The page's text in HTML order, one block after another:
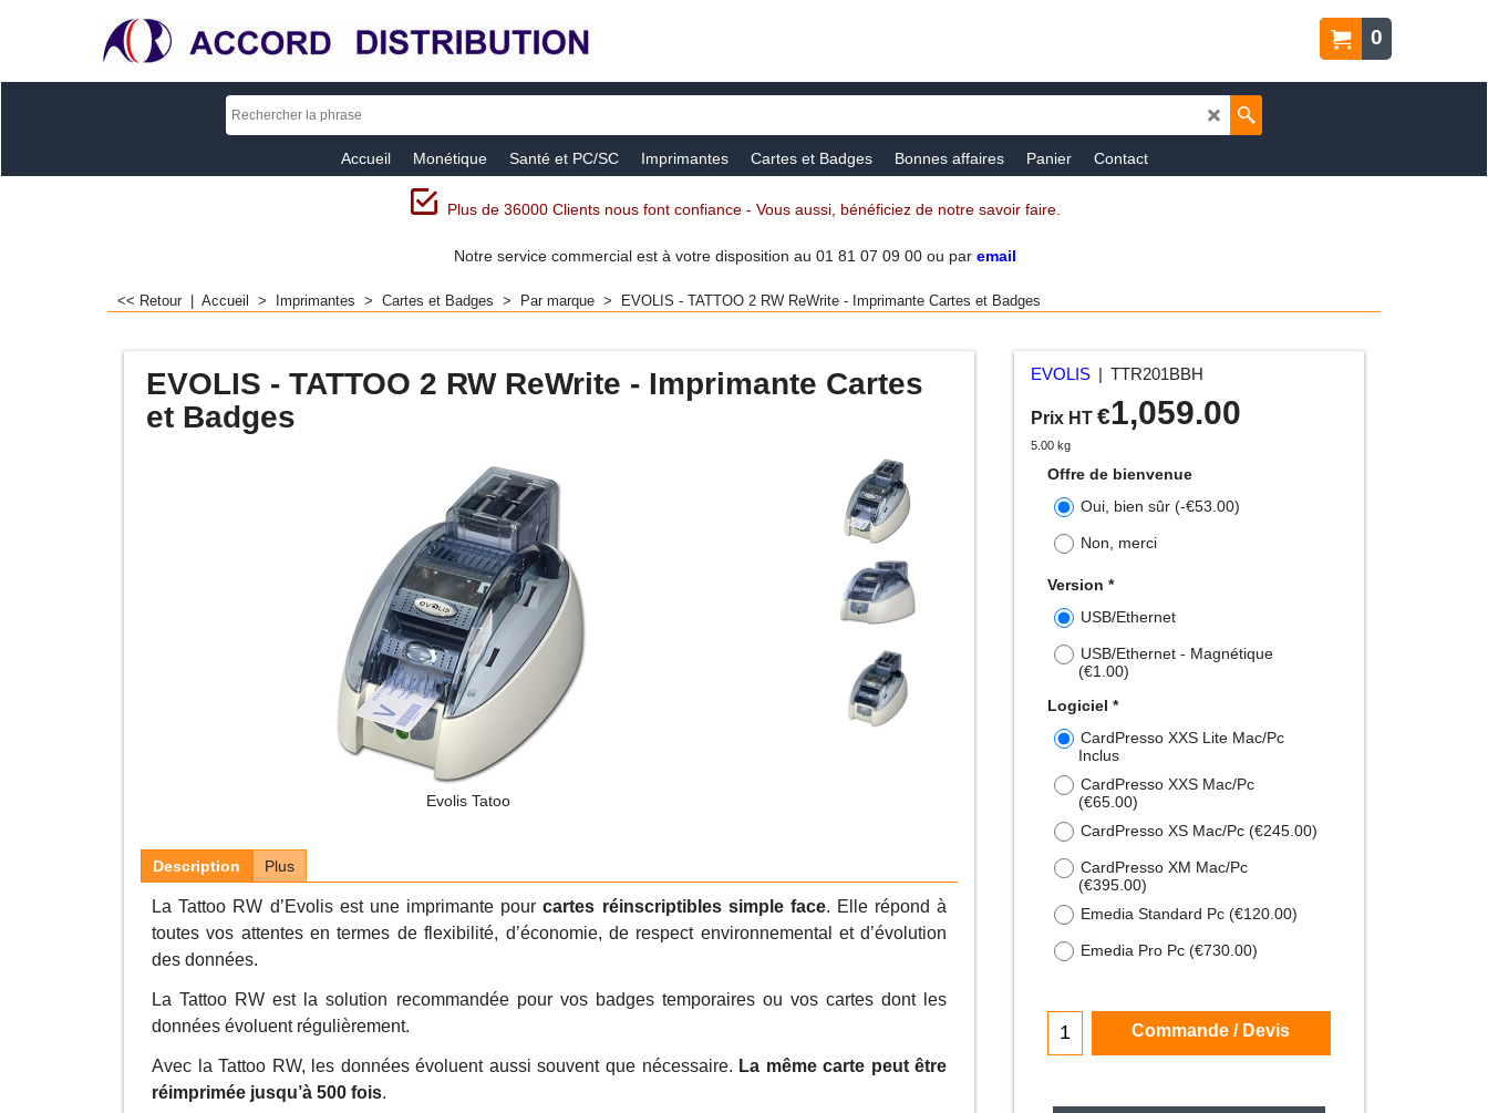
0
Accueil Monétique Santé et PC/SC Imprimantes Cartes et Badges Bonnes affaires Panier Contact
Plus de 36000 Clients nous font confiance - Vous aussi, bénéficiez de notre savoir faire.
Notre service commercial est à votre disposition au 01 81 07 09 00 ou par email
<< Retour Accueil > Imprimantes > Cartes et Badges > Par marque > EVOLIS - TATTOO 2 RW ReWrite - Imprimante Cartes et Badges
EVOLIS - TATTOO 2 RW ReWrite - Imprimante Cartes
et Badges
Evolis Tatoo
Description Plus
La Tattoo RW d’Evolis est une imprimante pourcartes réinscriptibles simple face. Elle répond à
toutes vos attentes en termes de flexibilité, d’économie, de respect environnemental et d’évolution
des données.
La Tattoo RW est la solution recommandée pour vos badges temporaires ou vos cartes dont les
données évoluent régulièrement.
Avec la Tattoo RW, les données évoluent aussi souvent que nécessaire. La même carte peut être
réimprimée jusqu’à 500 fois.
EVOLIS TTR201BBH
Prix HT €1,059.00
5.00kg
Offre de bienvenue
Oui, bien sûr (-€53.00)
Non, merci
Version *
USB/Ethernet
USB/Ethernet - Magnétique
(€1.00)
Logiciel *
CardPresso XXS Lite Mac/Pc
Inclus
CardPresso XXS Mac/Pc
(€65.00)
CardPresso XS Mac/Pc (€245.00)
CardPresso XM Mac/Pc
(€395.00)
Emedia Standard Pc (€120.00)
Emedia Pro Pc (€730.00)
Commande / Devis